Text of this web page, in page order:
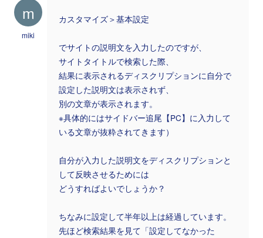
m
miki
カスタマイズ＞基本設定
でサイトの説明文を入力したのですが、
サイトタイトルで検索した際、
結果に表示されるディスクリプションに自分で
設定した説明文は表示されず、
別の文章が表示されます。
※具体的にはサイドバー追尾【PC】に入力して
いる文章が抜粋されてきます）
自分が入力した説明文をディスクリプションと
して反映させるためには
どうすればよいでしょうか？
ちなみに設定して半年以上は経過しています。
先ほど検索結果を見て「設定してなかった